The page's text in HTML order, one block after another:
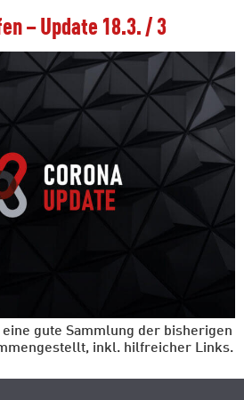
– Update 18.3. / 3
eine gute Sammlung der bisherigen
inkl. hilfreicher Links.